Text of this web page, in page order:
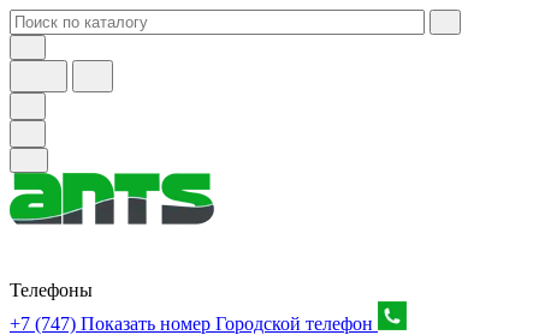
Телефоны
+7 (747) Показать номер Городской телефон